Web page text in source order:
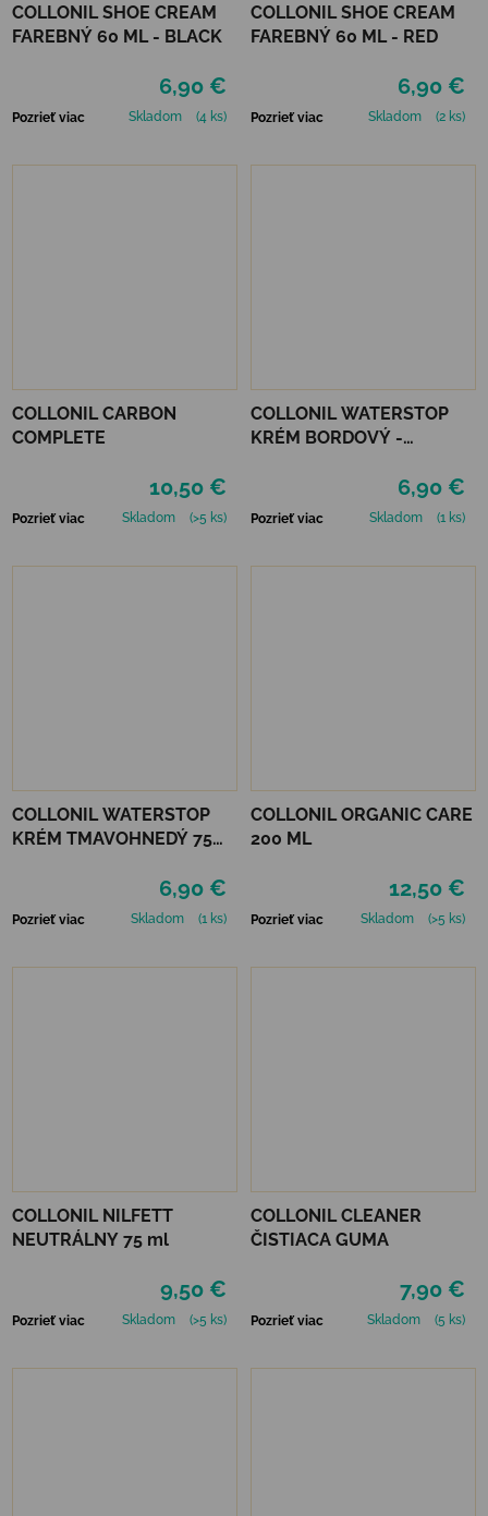
COLLONIL SHOE CREAM
FAREBNÝ 60 ML - BLACK
6,90 €
Pozrieť viac Skladom (4 ks)
COLLONIL SHOE CREAM
FAREBNÝ 60 ML - RED
6,90 €
Pozrieť viac Skladom (2 ks)
COLLONIL CARBON
COMPLETE
10,50 €
Pozrieť viac Skladom (>5 ks)
COLLONIL WATERSTOP
KRÉM BORDOVÝ -
6,90 €
Pozrieť viac Skladom (1 ks)
COLLONIL WATERSTOP
KRÉM TMAVOHNEDÝ 75
6,90 €
Pozrieť viac Skladom (1 ks)
COLLONIL ORGANIC CARE
200 ML
12,50 €
Pozrieť viac Skladom (>5 ks)
COLLONIL NILFETT
NEUTRÁLNY 75 ml
9,50 €
Pozrieť viac Skladom (>5 ks)
COLLONIL CLEANER
ČISTIACA GUMA
7,90 €
Pozrieť viac Skladom (5 ks)